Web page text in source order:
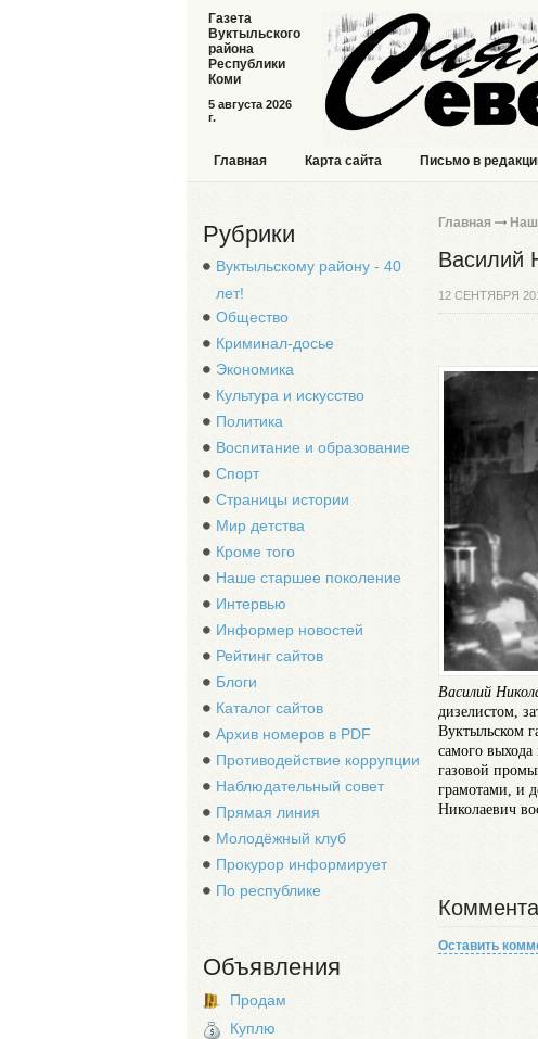
5 августа 2026
г.
Газета
Вуктыльского
района
Республики
Коми
Главная Карта сайта Письмо в
Рубрики
Вуктыльскому району - 40
лет!
Общество
Криминал-досье
Экономика
Культура и искусство
Политика
Воспитание и образование
Спорт
Страницы истории
Мир детства
Кроме того
Наше старшее поколение
Интервью
Информер новостей
Рейтинг сайтов
Блоги
Каталог сайтов
Архив номеров в PDF
Противодействие коррупции
Наблюдательный совет
Прямая линия
Молодёжный клуб
Прокурор информирует
По республике
Объявления
Продам
Куплю
Главная
Василий
12 СЕНТЯБРЯ
Василий
дизелистом,
Вуктыльском
самого
газовой
грамотами, и
Николаевич
Оставить